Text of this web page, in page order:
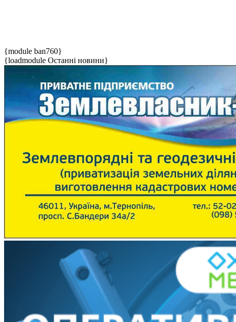
{module ban760}
{loadmodule Останні новини}